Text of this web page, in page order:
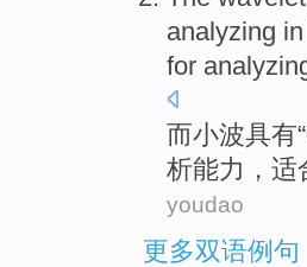
analyzing in
for
而小波具有
析能力， 适
youdao
更多双语例句